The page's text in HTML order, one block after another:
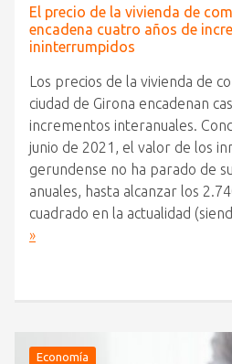
El precio de la vivienda de
encadena cuatro años de
ininterrumpidos
Los precios de la vivienda de
ciudad de Girona encadenan
incrementos interanuales.
junio de 2021, el valor de los
gerundense no ha parado de
anuales, hasta alcanzar los
cuadrado en la actualidad
»
Economía